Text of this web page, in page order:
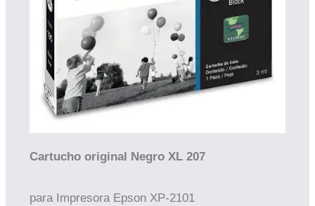
Cartucho original Negro XL 207
para Impresora Epson XP-2101